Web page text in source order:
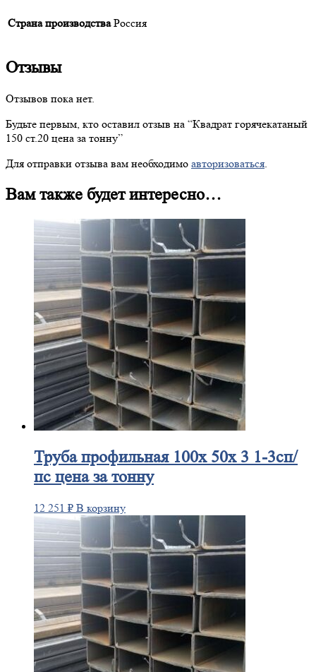
Страна производства Россия
Отзывы
Отзывов пока нет.
Будьте первым, кто оставил отзыв на “Квадрат горячекатаный
150 ст.20 цена за тонну”
Для отправки отзыва вам необходимо авторизоваться
Вам также будет интересно…
Трубапрофильная 100х 50х 3 1-3сп/
пс цена за тонну
12 251 ₽ В корзину